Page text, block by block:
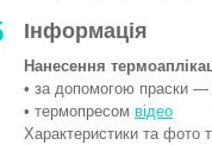
Інформація
Нанесення
• за допомогою праски —
• термопресом відео
Характеристики та фото